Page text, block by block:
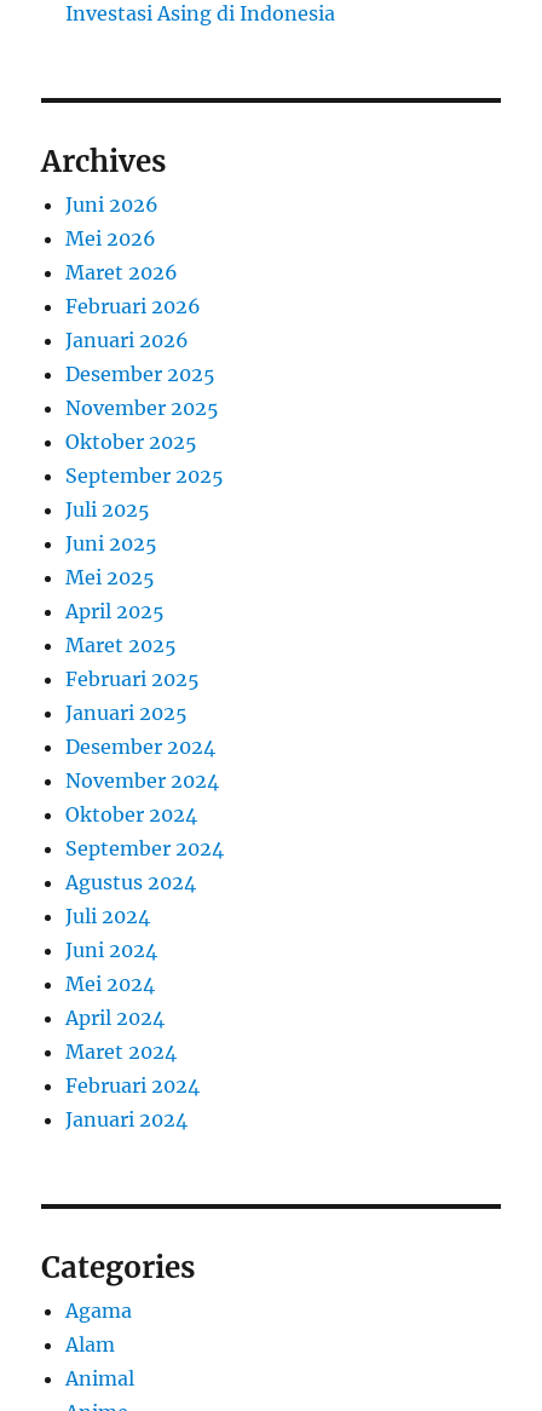
Investasi Asing di Indonesia
Archives
Juni 2026
Mei 2026
Maret 2026
Februari 2026
Januari 2026
Desember 2025
November 2025
Oktober 2025
September 2025
Juli 2025
Juni 2025
Mei 2025
April 2025
Maret 2025
Februari 2025
Januari 2025
Desember 2024
November 2024
Oktober 2024
September 2024
Agustus 2024
Juli 2024
Juni 2024
Mei 2024
April 2024
Maret 2024
Februari 2024
Januari 2024
Categories
Agama
Alam
Animal